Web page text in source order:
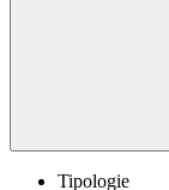
Tipologie